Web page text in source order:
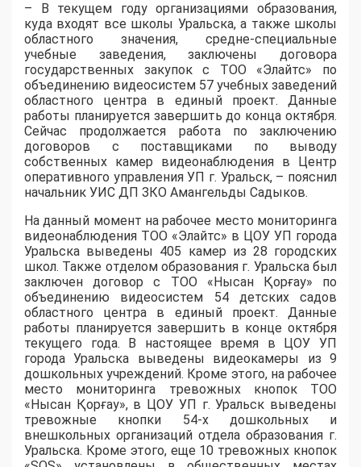
– В текущем году организациями образования,
куда входят все школы Уральска, а также школы
областного значения, средне-специальные
учебные заведения, заключены договора
государственных закупок с ТОО «Элайтс» по
объединению видеосистем 57 учебных заведений
областного центра в единый проект. Данные
работы планируется завершить до конца октября.
Сейчас продолжается работа по заключению
договоров с поставщиками по выводу
собственных камер видеонаблюдения в Центр
оперативного управления УП г. Уральск, – пояснил
начальник УИС ДП ЗКО Амангельды Садыков.
На данный момент на рабочее место мониторинга
видеонаблюдения ТОО «Элайтс» в ЦОУ УП города
Уральска выведены 405 камер из 28 городских
школ. Также отделом образования г. Уральска был
заключен договор с ТОО «Нысан Қорғау» по
объединению видеосистем 54 детских садов
областного центра в единый проект. Данные
работы планируется завершить в конце октября
текущего года. В настоящее время в ЦОУ УП
города Уральска выведены видеокамеры из 9
дошкольных учреждений. Кроме этого, на рабочее
место мониторинга тревожных кнопок ТОО
«Нысан Қорғау», в ЦОУ УП г. Уральск выведены
тревожные кнопки 54-х дошкольных и
внешкольных организаций отдела образования г.
Уральска. Кроме этого, еще 10 тревожных кнопок